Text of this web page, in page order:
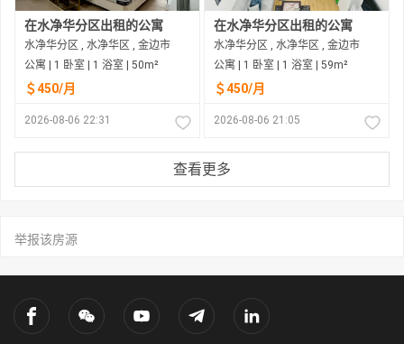
在水净华分区出租的公寓
水净华分区 , 水净华区 , 金边市
公寓 | 1 卧室 | 1 浴室 | 50m²
＄450/月
2026-08-06 22:31
在水净华分区出租的公寓
水净华分区 , 水净华区 , 金边市
公寓 | 1 卧室 | 1 浴室 | 59m²
＄450/月
2026-08-06 21:05
查看更多
举报该房源